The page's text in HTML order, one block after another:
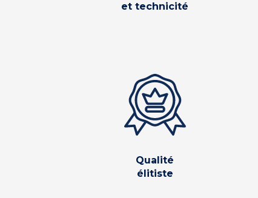
et technicité
Qualité
élitiste